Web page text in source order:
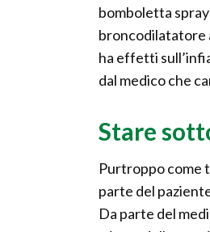
bomboletta spray
broncodilatatore
ha effetti
dal medico che
Stare
Purtroppo come
parte del
Da parte del